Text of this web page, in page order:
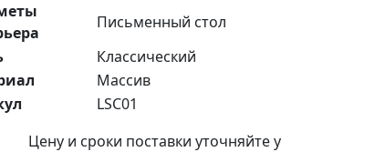
Письменный стол
Классический
Массив
LSC01
Цену и сроки поставки уточняйте у